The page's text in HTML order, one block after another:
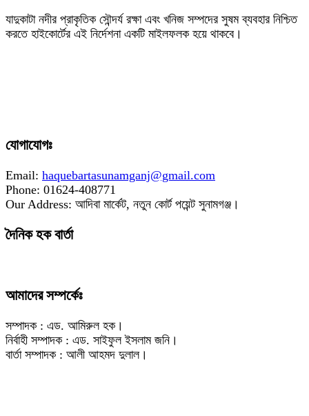
যাদুকাটা নদীর প্রাকৃতিক সৌন্দর্য রক্ষা এবং খনিজ সম্পদের সুষম ব্যবহার নিশ্চিত
করতে হাইকোর্টের এই নির্দেশনা একটি মাইলফলক হয়ে থাকবে।
যোগাযোগঃ
Email: haquebartasunamganj@gmail.com
Phone: 01624-408771
Our Address: আদিবা মার্কেট, নতুন কোর্ট পয়েন্ট সুনামগঞ্জ।
দৈনিক হক বার্তা
আমাদের সম্পর্কেঃ
সম্পাদক : এড. আমিরুল হক।
নির্বাহী সম্পাদক : এড. সাইফুল ইসলাম জনি।
বার্তা সম্পাদক : আলী আহমদ দুলাল।